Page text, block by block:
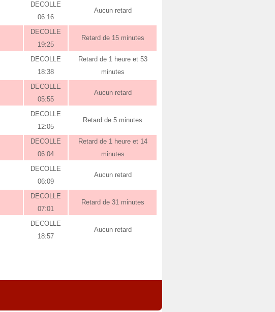
DECOLLE
06:16
Aucun retard
DECOLLE
19:25
Retard de 15 minutes
DECOLLE
18:38
Retard de 1 heure et 53
minutes
DECOLLE
05:55
Aucun retard
DECOLLE
12:05
Retard de 5 minutes
DECOLLE
06:04
Retard de 1 heure et 14
minutes
DECOLLE
06:09
Aucun retard
DECOLLE
07:01
Retard de 31 minutes
DECOLLE
18:57
Aucun retard